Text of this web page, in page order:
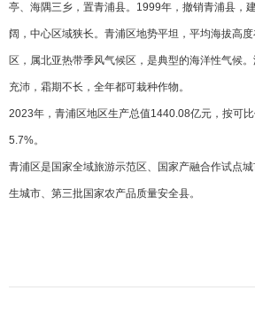
亭、海隅三乡，置青浦县。1999年，撤销青浦县，
阔，中心区域狭长。青浦区地势平坦，平均海拔高
区，属北亚热带季风气候区，是典型的海洋性气候
充沛，霜期不长，全年都可栽种作物。
2023年，青浦区地区生产总值1440.08亿元，按可
5.7%。
青浦区是 国家全域旅游示范区、国家产融合作试点
生城市、第三批国家农产品质量安全县。